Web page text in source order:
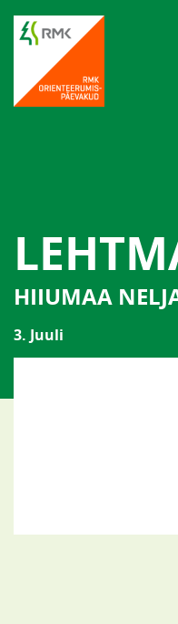
HIIUMAA
3. Juuli